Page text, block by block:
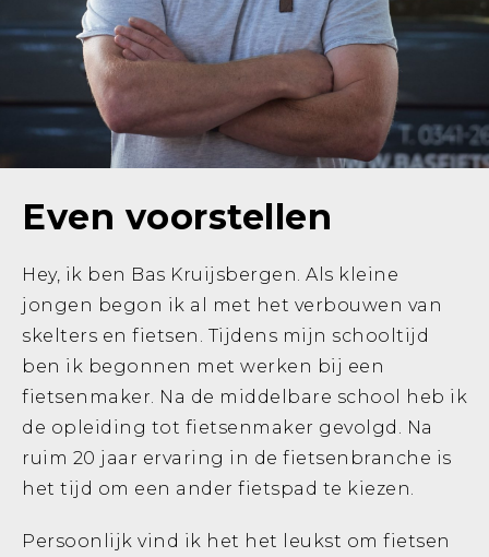
Even voorstellen
Hey, ik ben Bas Kruijsbergen. Als kleine
jongen begon ik al met het verbouwen van
skelters en fietsen. Tijdens mijn schooltijd
ben ik begonnen met werken bij een
fietsenmaker. Na de middelbare school heb ik
de opleiding tot fietsenmaker gevolgd. Na
ruim 20 jaar ervaring in de fietsenbranche is
het tijd om een ander fietspad te kiezen.
Persoonlijk vind ik het het leukst om fietsen